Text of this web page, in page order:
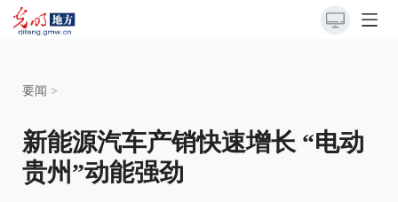
要闻 >
新能源汽车产销快速增长 “电动
贵州”动能强劲